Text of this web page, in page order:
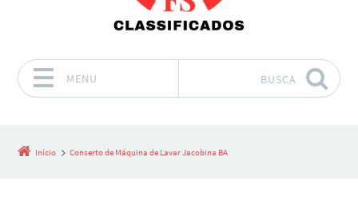
MENU BUSCA
Início Conserto de Máquina de Lavar Jacobina BA